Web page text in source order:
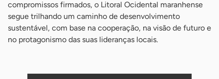
compromissos firmados, o Litoral Ocidental maranhense
segue trilhando um caminho de desenvolvimento
sustentável, com base na cooperação, na visão de futuro e
no protagonismo das suas lideranças locais.